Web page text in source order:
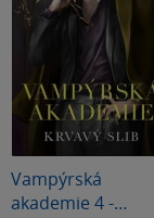
Vampýrská
akademie 4 -